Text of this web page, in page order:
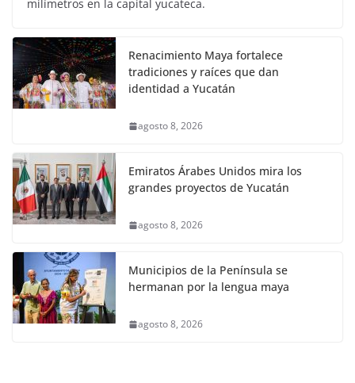
milímetros en la capital yucateca.
Renacimiento Maya fortalece
tradiciones y raíces que dan
identidad a Yucatán
agosto 8, 2026
Emiratos Árabes Unidos mira los
grandes proyectos de Yucatán
agosto 8, 2026
Municipios de la Península se
hermanan por la lengua maya
agosto 8, 2026